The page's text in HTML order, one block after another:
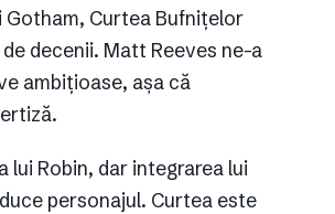
Gotham, Curtea Bufnițelor
decenii. Matt Reeves ne-a
ambițioase, așa că
Robin, dar integrarea lui
personajul. Curtea este